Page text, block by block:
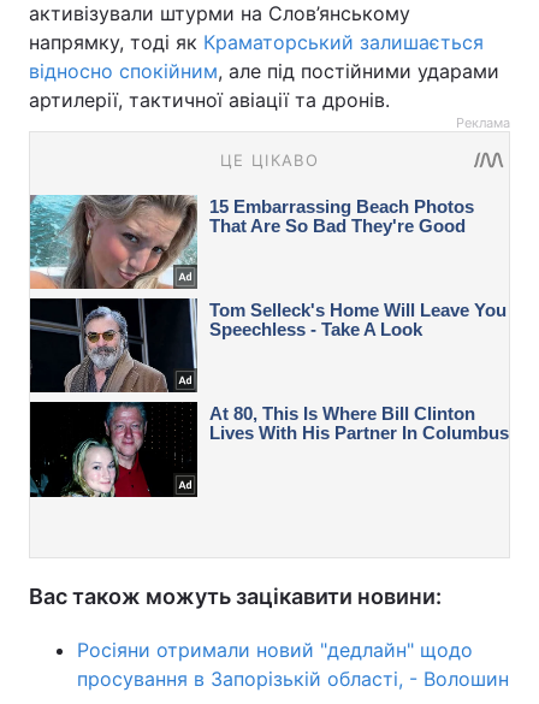
активізували штурми на Слов’янському
напрямку, тоді як Краматорський залишається
відносно спокійним, але під постійними ударами
артилерії, тактичної авіації та дронів.
Реклама
Вас також можуть зацікавити новини:
Росіяни отримали новий "дедлайн" щодо
просування в Запорізькій області, - Волошин